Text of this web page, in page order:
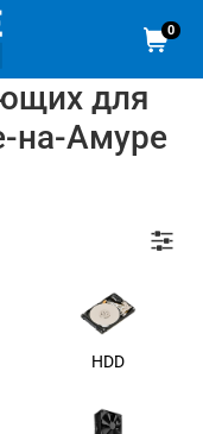
0
для
на-Амуре
HDD